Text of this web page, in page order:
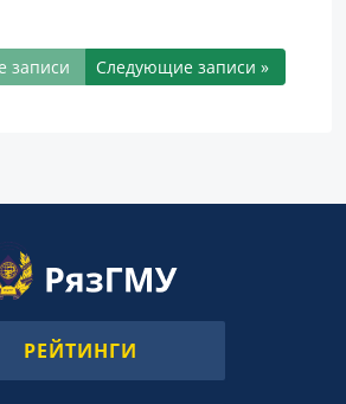
записи Следующие записи »
РЕЙТИНГИ